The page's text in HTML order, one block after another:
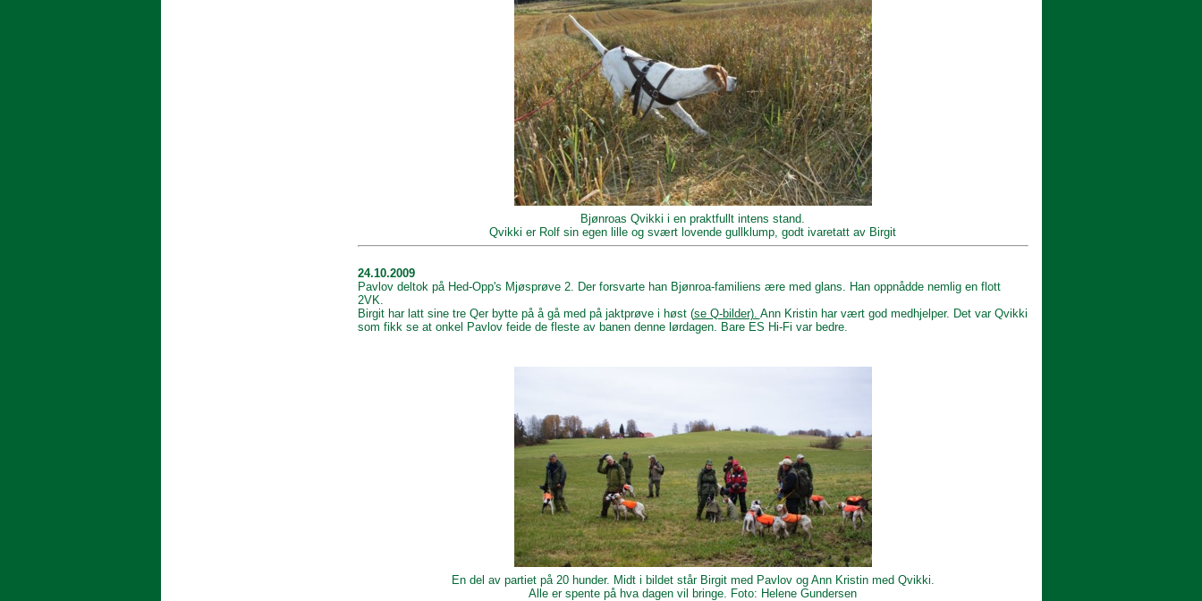
Bjønroas Qvikki i en praktfullt intens stand.
Qvikki er Rolf sin egen lille og svært lovende gullklump, godt ivaretatt av Birgit
24.10.2009
Pavlov deltok på Hed-Opp's Mjøsprøve 2. Der forsvarte han Bjønroa-familiens ære med glans. Han oppnådde nemlig en flott
2VK.
Birgit har latt sine tre Qer bytte på å gå med på jaktprøve i høst (se Q-bilder). Ann Kristin har vært god medhjelper. Det var Qvikki
som fikk se at onkel Pavlov feide de fleste av banen denne lørdagen. Bare ES Hi-Fi var bedre.
En del av partiet på 20 hunder. Midt i bildet står Birgit med Pavlov og Ann Kristin med Qvikki.
Alle er spente på hva dagen vil bringe. Foto: Helene Gundersen